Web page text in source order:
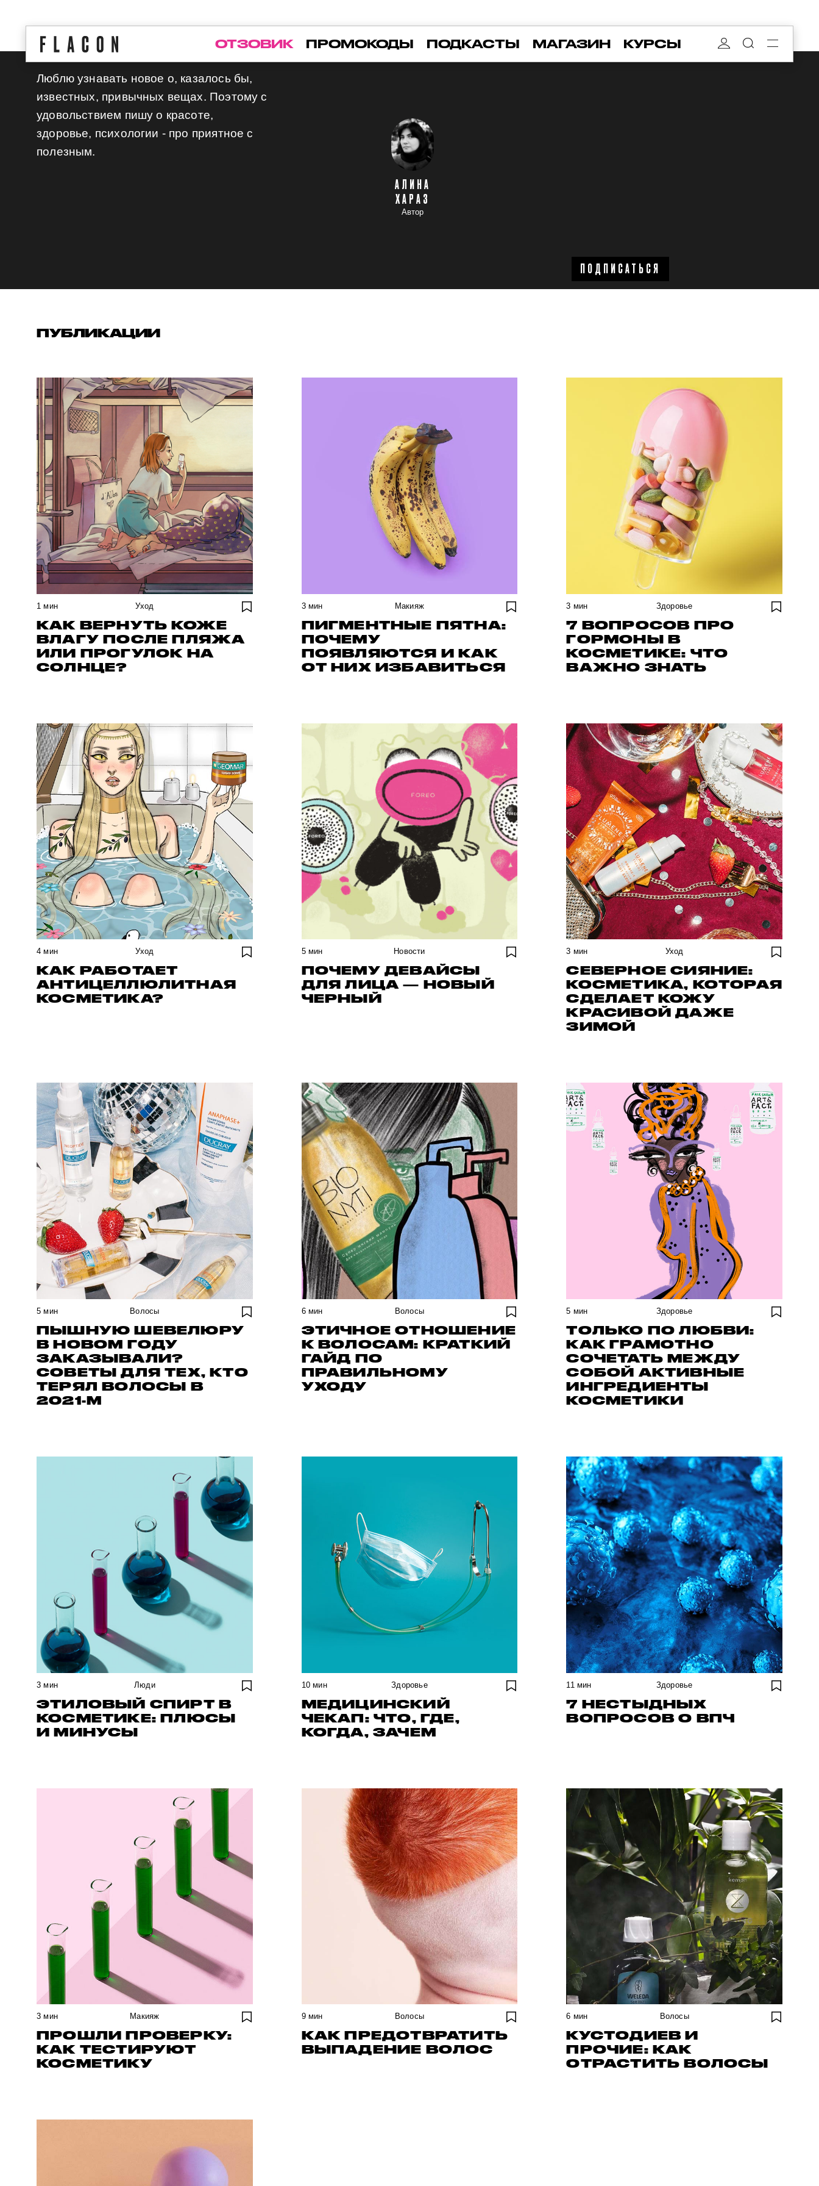
ОТЗОВИК ПРОМОКОДЫ ПОДКАСТЫ МАГАЗИН КУРСЫ
Люблю узнавать новое о, казалось бы,
известных, привычных вещах. Поэтому с
удовольствием пишу о красоте,
здоровье, психологии - про приятное с
полезным.
АЛИНА
ХАРАЗ
Автор
ПОДПИСАТЬСЯ
ПУБЛИКАЦИИ
1 мин Уход
КАК ВЕРНУТЬ КОЖЕ
ВЛАГУ ПОСЛЕ ПЛЯЖА
ИЛИ ПРОГУЛОК НА
СОЛНЦЕ?
3мин Макияж
ПИГМЕНТНЫЕ ПЯТНА:
ПОЧЕМУ
ПОЯВЛЯЮТСЯ И КАК
ОТ НИХ ИЗБАВИТЬСЯ
3 мин Здоровье
7 ВОПРОСОВ ПРО
ГОРМОНЫ В
КОСМЕТИКЕ: ЧТО
ВАЖНО ЗНАТЬ
4 мин Уход
КАК РАБОТАЕТ
АНТИЦЕЛЛЮЛИТНАЯ
КОСМЕТИКА?
5мин Новости
ПОЧЕМУ ДЕВАЙСЫ
ДЛЯ ЛИЦА — НОВЫЙ
ЧЕРНЫЙ
3 мин Уход
СЕВЕРНОЕ СИЯНИЕ:
КОСМЕТИКА, КОТОРАЯ
СДЕЛАЕТ КОЖУ
КРАСИВОЙ ДАЖЕ
ЗИМОЙ
5 мин Волосы
ПЫШНУЮ ШЕВЕЛЮРУ
В НОВОМ ГОДУ
ЗАКАЗЫВАЛИ?
СОВЕТЫ ДЛЯ ТЕХ, КТО
ТЕРЯЛ ВОЛОСЫ В
2021-М
6мин Волосы
ЭТИЧНОЕ ОТНОШЕНИЕ
К ВОЛОСАМ: КРАТКИЙ
ГАЙД ПО
ПРАВИЛЬНОМУ
УХОДУ
5 мин Здоровье
ТОЛЬКО ПО ЛЮБВИ:
КАК ГРАМОТНО
СОЧЕТАТЬ МЕЖДУ
СОБОЙ АКТИВНЫЕ
ИНГРЕДИЕНТЫ
КОСМЕТИКИ
3 мин Люди
ЭТИЛОВЫЙ СПИРТ В
КОСМЕТИКЕ: ПЛЮСЫ
И МИНУСЫ
10 мин Здоровье
МЕДИЦИНСКИЙ
ЧЕКАП: ЧТО, ГДЕ,
КОГДА, ЗАЧЕМ
11 мин Здоровье
7 НЕСТЫДНЫХ
ВОПРОСОВ О ВПЧ
3 мин Макияж
ПРОШЛИ ПРОВЕРКУ:
КАК ТЕСТИРУЮТ
КОСМЕТИКУ
9мин Волосы
КАК ПРЕДОТВРАТИТЬ
ВЫПАДЕНИЕ ВОЛОС
6 мин Волосы
КУСТОДИЕВ И
ПРОЧИЕ: КАК
ОТРАСТИТЬ ВОЛОСЫ